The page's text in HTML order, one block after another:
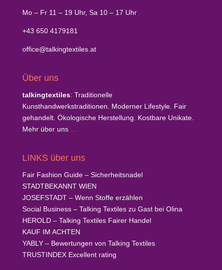
Mo – Fr 11 – 19 Uhr, Sa 10 – 17 Uhr
+43 650 4179181
office@talkingtextiles.at
Über uns
talkingtextiles: Traditionelle
Kunsthandwerkstraditionen. Moderner Lifestyle. Fair
gehandelt. Ökologische Herstellung. Kostbare Unikate.
Mehr über uns…
LINKS über uns
Fair Fashion Guide– Sicherheitsnadel
STADTBEKANNTWIEN
JOSEFSTADT– Wenn Stoffe erzählen
Social Business– Talking Textiles zu Gast bei Olina
HEROLD– Talking Textiles Fairer Handel
KAUF IM ACHTEN
YABLY– Bewertungen von Talking Textiles
TRUSTINDEXExcellent rating